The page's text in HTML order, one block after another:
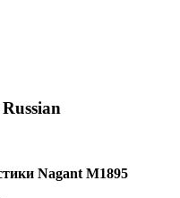
Nagant M1895